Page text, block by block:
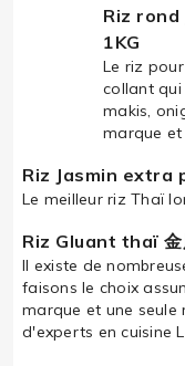
Riz rond
1KG
Le riz
collant qui
makis,
marque
Riz Jasmin extra
Le meilleur riz Thaï
Riz Gluant thaï 金
Il existe de
faisons le choix
marque et une seule
d'experts en cuisine